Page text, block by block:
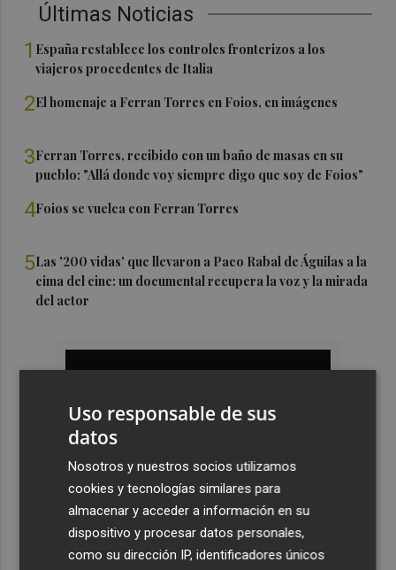
Últimas Noticias
1 España restablece los controles fronterizos a los
viajeros procedentes de Italia
2El homenaje a Ferran Torres en Foios, en imágenes
3Ferran Torres, recibido con un baño de masas en su
pueblo: "Allá donde voy siempre digo que soy de Foios"
4Foios se vuelca con Ferran Torres
5Las '200 vidas' que llevaron a Paco Rabal de Águilas a la
cima del cine: un documental recupera la voz y la mirada
del actor
Uso responsable de sus
datos
Nosotros y nuestros socios utilizamos
cookies y tecnologías similares para
almacenar y acceder a información en su
dispositivo y procesar datos personales,
como su dirección IP, identificadores únicos